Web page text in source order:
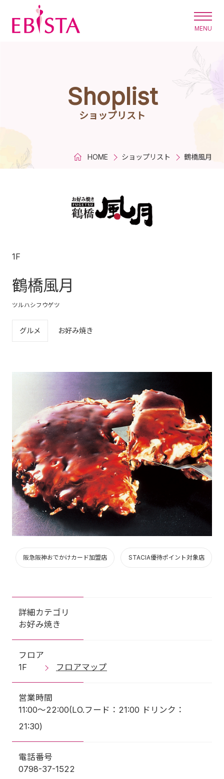
Shoplist
ショップリスト
HOME ショップリスト 鶴橋風月
1F
鶴橋風月
ツルハシフウゲツ
グルメ お好み焼き
阪急阪神おでかけカード加盟店 STACIA優待ポイント対象店
詳細カテゴリ
お好み焼き
フロア
1F
フロアマップ
営業時間
11:00～22:00(LO.フード：21:00 ドリンク：
21:30)
電話番号
0798-37-1522